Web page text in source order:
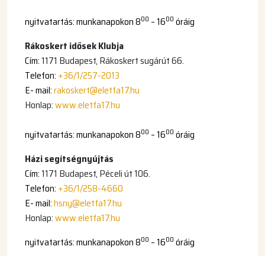
nyitvatartás: munkanapokon 800 – 1600 óráig
Rákoskert idősek Klubja
Cím:1171 Budapest, Rákoskert sugárút 66.
Telefon: +36/1/257-2013
E- mail:rakoskert@eletfa17.hu
Honlap:www.eletfa17.hu
nyitvatartás: munkanapokon 800 – 1600 óráig
Házi segítségnyújtás
Cím:1171 Budapest, Péceli út 106.
Telefon: +36/1/258-4660
E- mail:hsny@eletfa17.hu
Honlap:www.eletfa17.hu
nyitvatartás: munkanapokon 800 – 1600 óráig